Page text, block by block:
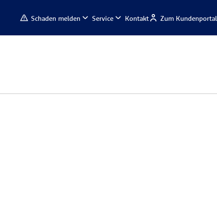
Schaden melden Service Kontakt Zum Kundenportal